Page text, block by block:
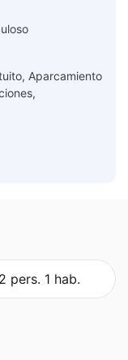
Aparcamiento
2 pers. 1 hab.